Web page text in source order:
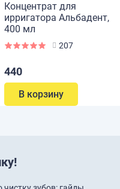
Концентрат для
ирригатора Альбадент,
400 мл
207
440
В корзину